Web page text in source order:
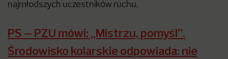
najmłodszych uczestników ruchu.
PS – PZU mówi: „Mistrzu, pomyśl”.
Środowisko kolarskie odpowiada: nie